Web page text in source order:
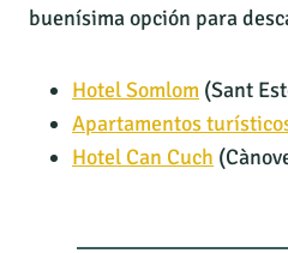
buenísima opción para
Hotel Somlom (Sant
Apartamentos
Hotel Can Cuch